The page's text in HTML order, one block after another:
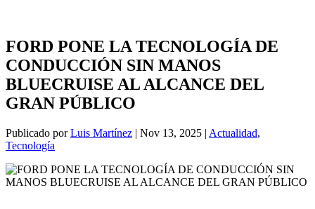
FORD PONE LA TECNOLOGÍA DE
CONDUCCIÓN SIN MANOS
BLUECRUISE AL ALCANCE DEL
GRAN PÚBLICO
Publicado porLuis Martínez | Nov 13, 2025 | Actualidad,
Tecnología